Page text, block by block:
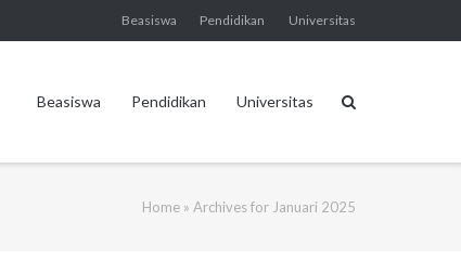
Beasiswa Pendidikan Universitas
Beasiswa Pendidikan Universitas
Home » Archives for Januari 2025